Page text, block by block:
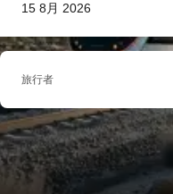
15 8月 2026
旅行者